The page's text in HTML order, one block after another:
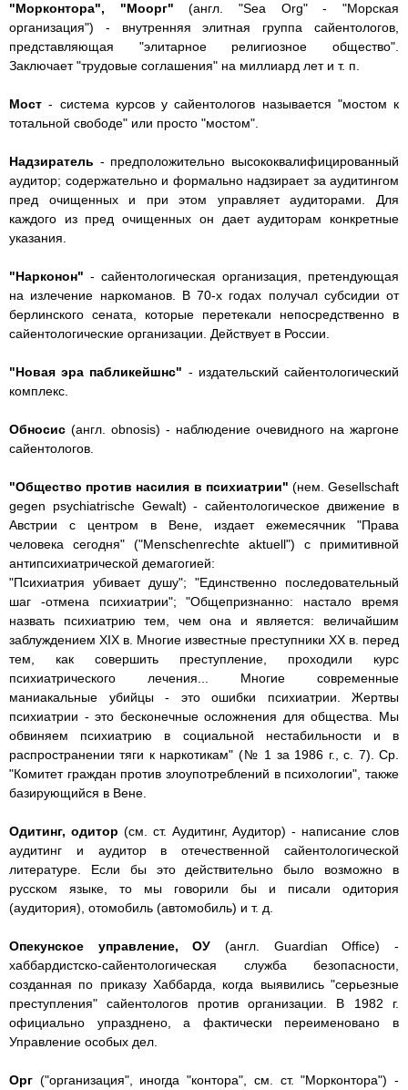
"Морконтора", "Моорг" (англ. "Sea Org" - "Морская
организация") - внутренняя элитная группа сайентологов,
представляющая "элитарное религиозное общество".
Заключает "трудовые соглашения" на миллиард лет и т. п.
Мост - система курсов у сайентологов называется "мостом к
тотальной свободе" или просто "мостом".
Надзиратель - предположительно высококвалифицированный
аудитор; содержательно и формально надзирает за аудитингом
пред очищенных и при этом управляет аудиторами. Для
каждого из пред очищенных он дает аудиторам конкретные
указания.
"Нарконон" - сайентологическая организация, претендующая
на излечение наркоманов. В 70-х годах получал субсидии от
берлинского сената, которые перетекали непосредственно в
сайентологические организации. Действует в России.
"Новая эра пабликейшнс" - издательский сайентологический
комплекс.
Обносис (англ. obnosis) - наблюдение очевидного на жаргоне
сайентологов.
"Общество против насилия в психиатрии" (нем. Gesellschaft
gegen psychiatrische Gewalt) - сайентологическое движение в
Австрии с центром в Вене, издает ежемесячник "Права
человека сегодня" ("Menschenrechte aktuell") с примитивной
антипсихиатрической демагогией:
"Психиатрия убивает душу"; "Единственно последовательный
шаг -отмена психиатрии"; "Общепризнанно: настало время
назвать психиатрию тем, чем она и является: величайшим
заблуждением XIX в. Многие известные преступники XX в. перед
тем, как совершить преступление, проходили курс
психиатрического лечения... Многие современные
маниакальные убийцы - это ошибки психиатрии. Жертвы
психиатрии - это бесконечные осложнения для общества. Мы
обвиняем психиатрию в социальной нестабильности и в
распространении тяги к наркотикам" (№ 1 за 1986 г., с. 7). Ср.
"Комитет граждан против злоупотреблений в психологии", также
базирующийся в Вене.
Одитинг, одитор (см. ст. Аудитинг, Аудитор) - написание слов
аудитинг и аудитор в отечественной сайентологической
литературе. Если бы это действительно было возможно в
русском языке, то мы говорили бы и писали одитория
(аудитория), отомобиль (автомобиль) и т. д.
Опекунское управление, ОУ (англ. Guardian Office) -
хаббардистско-сайентологическая служба безопасности,
созданная по приказу Хаббарда, когда выявились "серьезные
преступления" сайентологов против организации. В 1982 г.
официально упразднено, а фактически переименовано в
Управление особых дел.
Орг ("организация", иногда "контора", см. ст. "Морконтора") -